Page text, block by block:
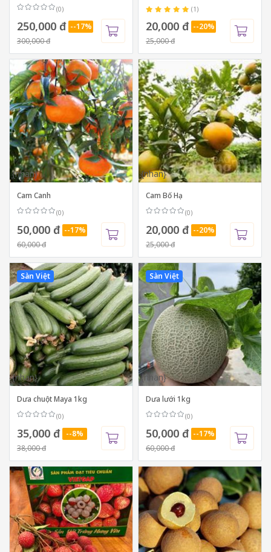
(0)
250,000 đ --17%
300,000 đ
(1)
20,000 đ --20%
25,000 đ
{nhan}
Cam Canh
(0)
50,000 đ --17%
60,000 đ
{nhan}
Cam Bố Hạ
(0)
20,000 đ --20%
25,000 đ
Sàn Việt
{nhan}
Dưa chuột Maya 1kg
(0)
35,000 đ
--8%
38,000 đ
Sàn Việt
{nhan}
Dưa lưới 1kg
(0)
50,000 đ --17%
60,000 đ